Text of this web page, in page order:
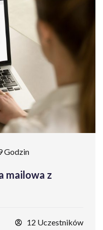
Godzin
mailowa z
12 Uczestników